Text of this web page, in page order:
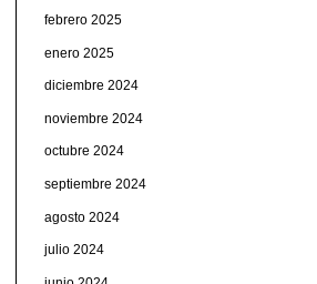
febrero 2025
enero 2025
diciembre 2024
noviembre 2024
octubre 2024
septiembre 2024
agosto 2024
julio 2024